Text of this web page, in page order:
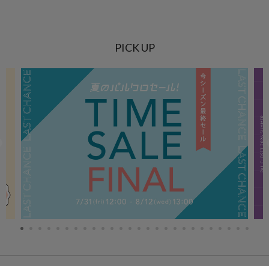
PICK UP